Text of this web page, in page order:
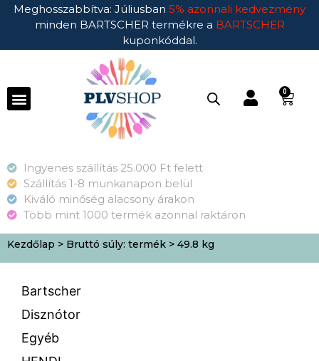
Meghosszabbítva: Júliusban 5% azonnali kedvezmény
minden BARTSCHER termékre a BARTSCHER
kuponkóddal.
0
Ingyenes szállítás 25.000 Ft felett
Szállítás 1-8 munkanapon belül
Kiváló minőség alacsony árakon
Több mint 1000 termék azonnal raktáron
Kezdőlap > Bruttó súly: termék > 49.8 kg
Bartscher
Disznótor
Egyéb